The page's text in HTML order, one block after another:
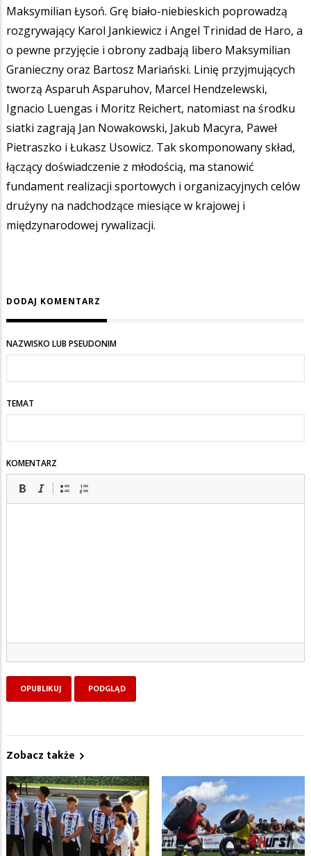
Maksymilian Łysoń. Grę biało-niebieskich poprowadzą
rozgrywający Karol Jankiewicz i Angel Trinidad de Haro, a
o pewne przyjęcie i obrony zadbają libero Maksymilian
Granieczny oraz Bartosz Mariański. Linię przyjmujących
tworzą Asparuh Asparuhov, Marcel Hendzelewski,
Ignacio Luengas i Moritz Reichert, natomiast na środku
siatki zagrają Jan Nowakowski, Jakub Macyra, Paweł
Pietraszko i Łukasz Usowicz. Tak skomponowany skład,
łączący doświadczenie z młodością, ma stanowić
fundament realizacji sportowych i organizacyjnych celów
drużyny na nadchodzące miesiące w krajowej i
międzynarodowej rywalizacji.
DODAJ KOMENTARZ
NAZWISKO LUB PSEUDONIM
TEMAT
KOMENTARZ
Zobacz także